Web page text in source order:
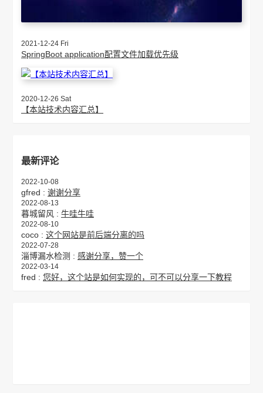
2021-12-24 Fri
SpringBoot application配置文件加载优先级
2020-12-26 Sat
【本站技术内容汇总】
最新评论
2022-10-08
gfred : 谢谢分享
2022-08-13
暮城留风 : 牛哇牛哇
2022-08-10
coco : 这个网站是前后端分离的吗
2022-07-28
淄博漏水检测 : 感谢分享，赞一个
2022-03-14
fred : 您好，这个站是如何实现的，可不可以分享一下教程